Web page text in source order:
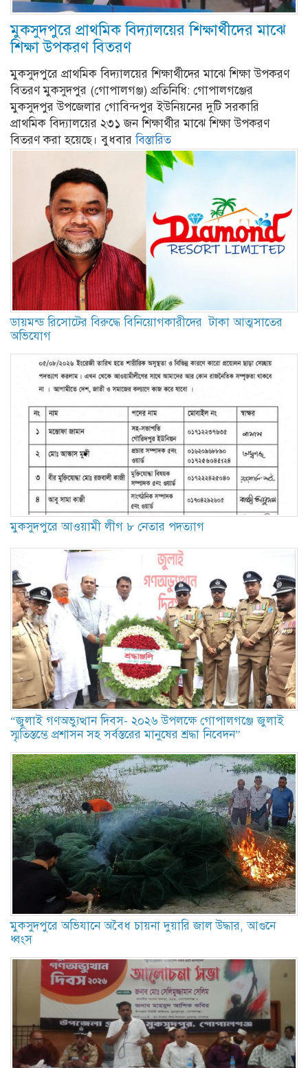
মুকসুদপুরে প্রাথমিক বিদ্যালয়ের শিক্ষার্থীদের মাঝে
শিক্ষা উপকরণ বিতরণ
মুকসুদপুরে প্রাথমিক বিদ্যালয়ের শিক্ষার্থীদের মাঝে শিক্ষা উপকরণ
বিতরণ মুকসুদপুর (গোপালগঞ্জ) প্রতিনিধি: গোপালগঞ্জের
মুকসুদপুর উপজেলার গোবিন্দপুর ইউনিয়নের দুটি সরকারি
প্রাথমিক বিদ্যালয়ের ২৩১ জন শিক্ষার্থীর মাঝে শিক্ষা উপকরণ
বিতরণ করা হয়েছে। বুধবারবিস্তারিত
ডায়মন্ড রিসোটের বিরুদ্ধে বিনিয়োগকারীদের টাকা আত্মসাতের
অভিযোগ
মুকসুদপুরে আওয়ামী লীগ ৮ নেতার পদত্যাগ
“জুলাই গণঅভ্যুত্থান দিবস- ২০২৬ উপলক্ষে গোপালগঞ্জে জুলাই
স্মৃতিস্তম্ভে প্রশাসন সহ সর্বস্তরের মানুষের শ্রদ্ধা নিবেদন”
মুকসুদপুরে অভিযানে অবৈধ চায়না দুয়ারি জাল উদ্ধার, আগুনে
ধ্বংস